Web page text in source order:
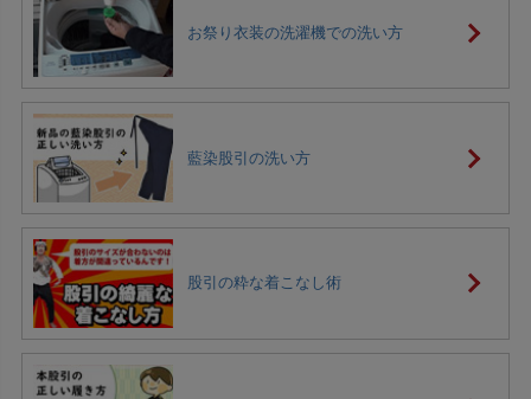
お祭り衣装の洗濯機での洗い方
藍染股引の洗い方
股引の粋な着こなし術